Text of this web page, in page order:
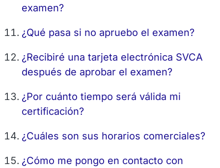
examen?
¿Qué pasa si no apruebo el examen?
¿Recibiré una tarjeta electrónica SVCA
después de aprobar el examen?
¿Por cuánto tiempo será válida mi
certificación?
¿Cuáles son sus horarios comerciales?
¿Cómo me pongo en contacto con